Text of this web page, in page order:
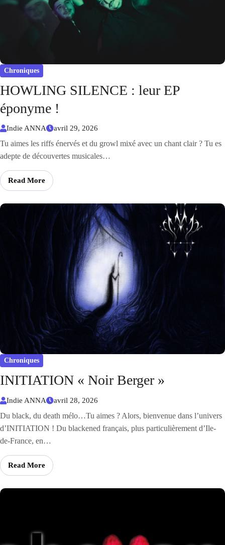
Chroniques
HOWLING SILENCE : leur EP
éponyme !
Indie ANNA avril 29, 2026
Tu aimes les riffs énervés et du growl mixé avec un chant clair ? Tu es
adepte de découvertes musicales…
Read More
Chroniques
INITIATION « Noir Berger »
Indie ANNA avril 28, 2026
Du black, du death mélo…Tu aimes ? Alors, bienvenue dans l’univers
d’INITIATION ! Du blackened français, plus particulièrement d’Ile-
de-France, en…
Read More